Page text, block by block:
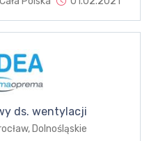
ds. wentylacji
Dolnośląskie